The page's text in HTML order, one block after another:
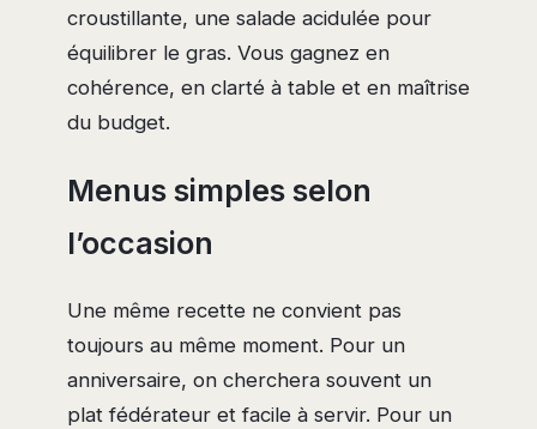
croustillante, une salade acidulée pour
équilibrer le gras. Vous gagnez en
cohérence, en clarté à table et en maîtrise
du budget.
Menus simples selon
l’occasion
Une même recette ne convient pas
toujours au même moment. Pour un
anniversaire, on cherchera souvent un
plat fédérateur et facile à servir. Pour un